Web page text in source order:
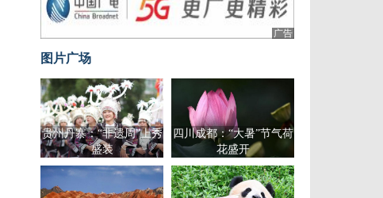
广告
图片广场
贵州丹寨：“非遗周”上秀
盛装
四川成都：“大暑”节气荷
花盛开